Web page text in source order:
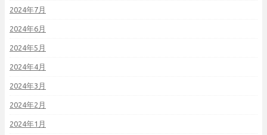
2024年7月
2024年6月
2024年5月
2024年4月
2024年3月
2024年2月
2024年1月